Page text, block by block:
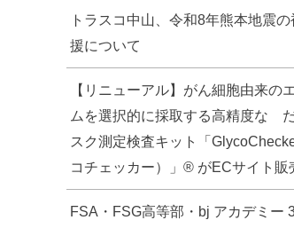
トラスコ中山、令和8年熊本地震
援について
【リニューアル】がん細胞由来の
ムを選択的に採取する高精度な
スク測定検査キット「
コチェッカー）」® がECサイト販
FSA・FSG高等部・bj アカデミー